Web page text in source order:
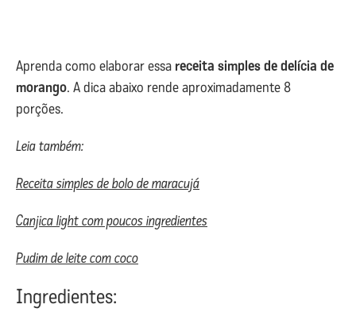
Aprenda como elaborar essa receita simples de delícia de
morango. A dica abaixo rende aproximadamente 8
porções.
Leia também:
Receita simples de bolo de maracujá
Canjica light com poucos ingredientes
Pudim de leite com coco
Ingredientes: